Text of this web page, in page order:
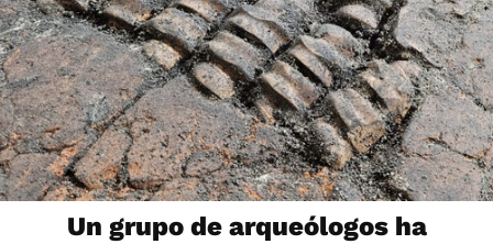
Un grupo de arqueólogos ha